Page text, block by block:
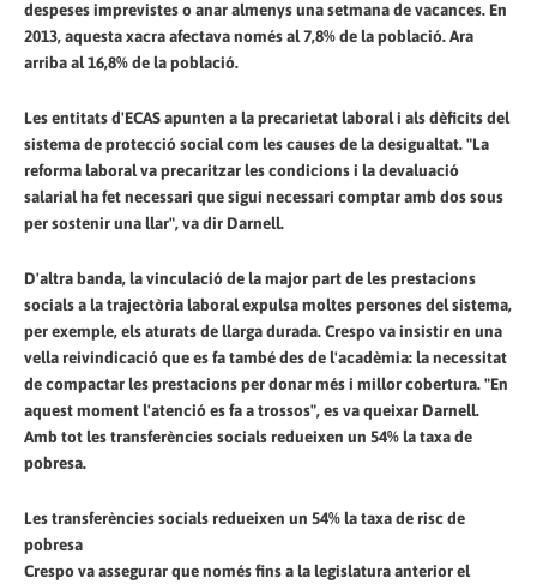
despeses imprevistes o anar almenys una setmana de vacances. En
2013, aquesta xacra afectava només al 7,8% de la població. Ara
arriba al 16,8% de la població.
Les entitats d'ECAS apunten a la precarietat laboral i als dèficits del
sistema de protecció social com les causes de la desigualtat. "La
reforma laboral va precaritzar les condicions i la devaluació
salarial ha fet necessari que sigui necessari comptar amb dos sous
per sostenir una llar", va dir Darnell.
D'altra banda, la vinculació de la major part de les prestacions
socials a la trajectòria laboral expulsa moltes persones del sistema,
per exemple, els aturats de llarga durada. Crespo va insistir en una
vella reivindicació que es fa també des de l'acadèmia: la necessitat
de compactar les prestacions per donar més i millor cobertura. "En
aquest moment l'atenció es fa a trossos", es va queixar Darnell.
Amb tot les transferències socials redueixen un 54% la taxa de
pobresa.
Les transferències socials redueixen un 54% la taxa de risc de
pobresa
Crespo va assegurar que només fins a la legislatura anterior el